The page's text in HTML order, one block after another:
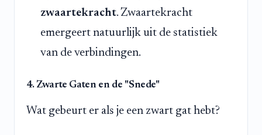
zwaartekracht. Zwaartekracht
emergeert natuurlijk uit de statistiek
van de verbindingen.
4. Zwarte Gaten en de "Snede"
Wat gebeurt er als je een zwart gat hebt?